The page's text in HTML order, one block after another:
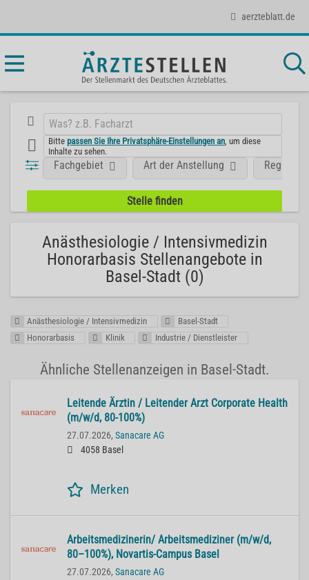
aerzteblatt.de
Bittepassen Sie Ihre Privatsphäre-Einstellungen an , um diese
Inhalte zu sehen.
Fachgebiet Art der Anstellung Region
Anästhesiologie / Intensivmedizin
Honorarbasis Stellenangebote in
Basel-Stadt (0)
Anästhesiologie / Intensivmedizin
Basel-Stadt
Honorarbasis
Klinik Industrie / Dienstleister
Ähnliche Stellenanzeigen in Basel-Stadt.
Lei­ten­de Ärz­tin / Lei­ten­der Arzt Cor­po­ra­te He­alth
(m/w/d, 80-100%)
27.07.2026, Sanacare AG
4058 Basel
Merken
Ar­beits­me­di­zi­ne­rin/ Ar­beits­me­di­zi­ner (m/w/d,
80–100%), No­var­tis-Cam­pus Basel
27.07.2026, Sanacare AG